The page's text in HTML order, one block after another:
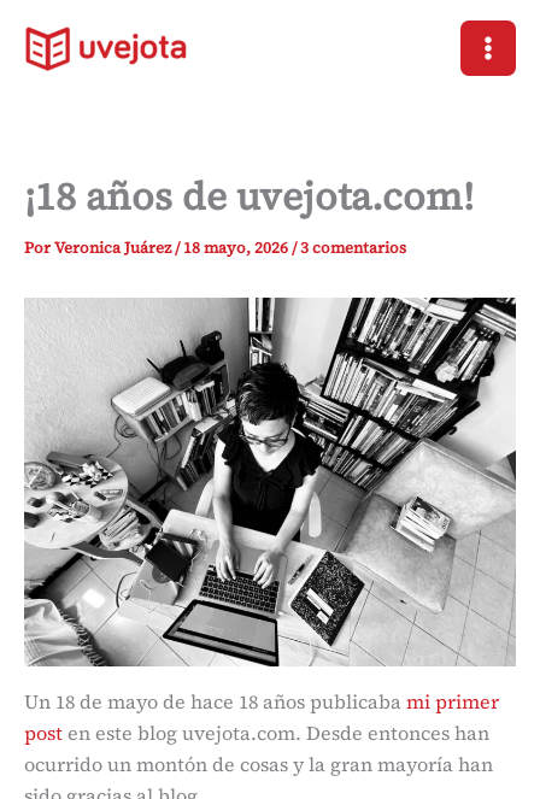
contenido
¡18 años de uvejota.com!
PorVeronica Juárez/18 mayo, 2026/3 comentarios
Un 18 de mayo de hace 18 años publicabami primer
posten este blog uvejota.com. Desde entonces han
ocurrido un montón de cosas y la gran mayoría han